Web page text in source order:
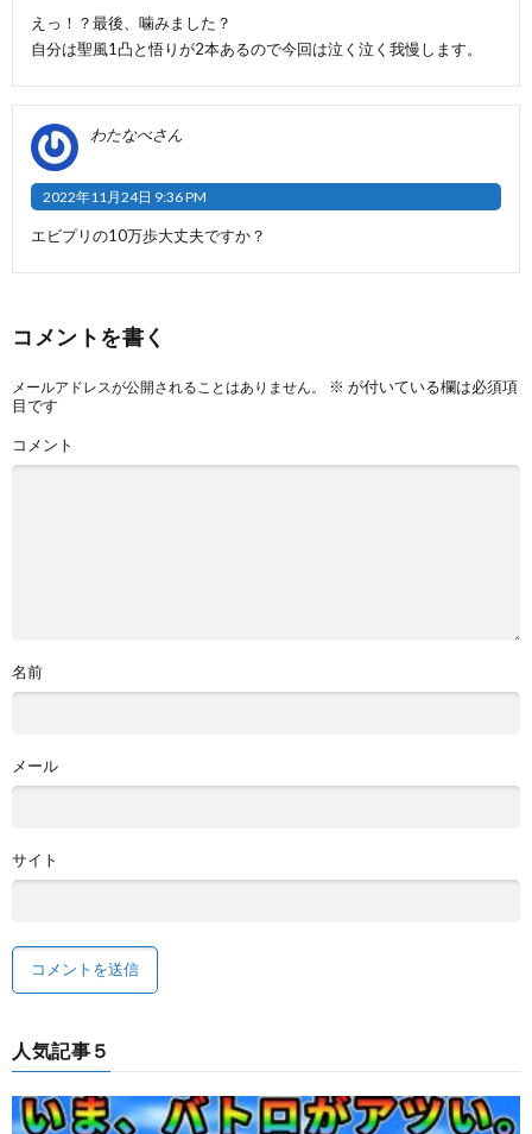
えっ！？最後、噛みました？
自分は聖風1凸と悟りが2本あるので今回は泣く泣く我慢します。
わたなべさん
2022年11月24日 9:36 PM
エビプリの10万歩大丈夫ですか？
コメントを書く
メールアドレスが公開されることはありません。 ※ が付いている欄は必須項
目です
コメント
名前
メール
サイト
人気記事５